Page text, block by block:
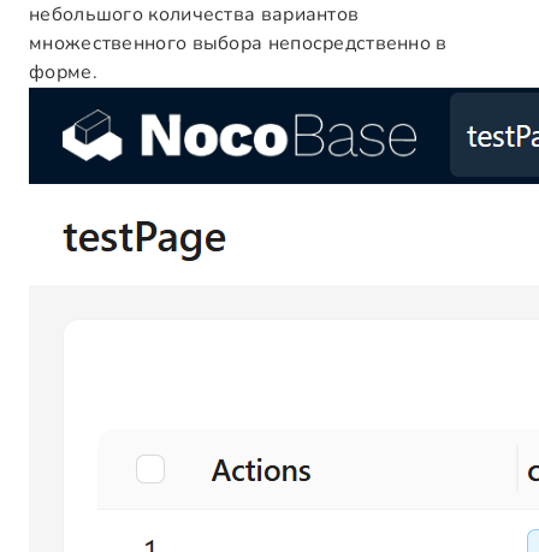
небольшого количества вариантов
множественного выбора непосредственно в
форме.